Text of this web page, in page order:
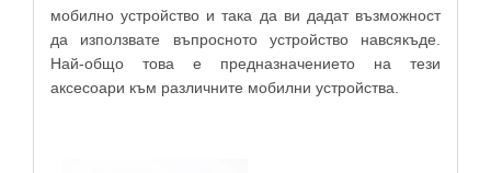
мобилно устройство и така да ви дадат възможност
да използвате въпросното устройство навсякъде.
Най-общо това е предназначението на тези
аксесоари към различните мобилни устройства.